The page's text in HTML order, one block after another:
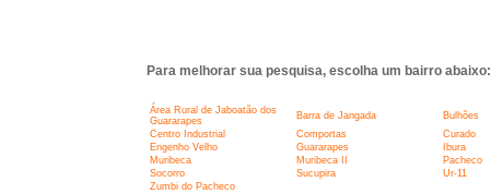
Para melhorar sua pesquisa, escolha um bairro abaixo:
Área Rural de Jaboatão dos
Guararapes
Barra de Jangada Bulhões
Centro Industrial
Comportas Curado
Engenho Velho
Guararapes Ibura
Muribeca
Muribeca II Pacheco
Socorro
Sucupira Ur-11
Zumbi do Pacheco